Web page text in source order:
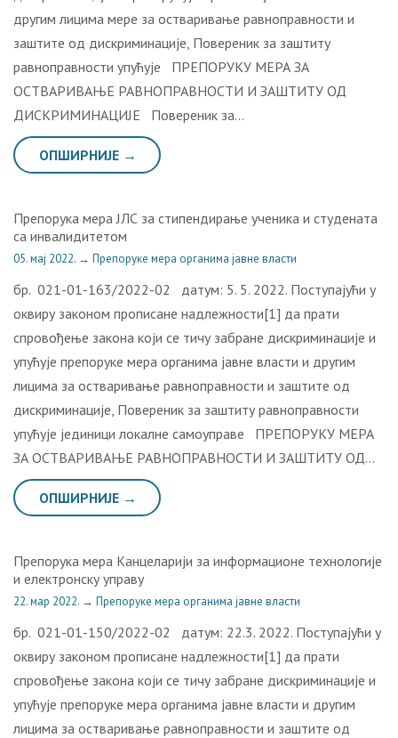
другим лицима мере за остваривање равноправности и
заштите од дискриминације, Повереник за заштиту
равноправности упућује ПРЕПОРУКУ МЕРА ЗА
ОСТВАРИВАЊЕ РАВНОПРАВНОСТИ И ЗАШТИТУ ОД
ДИСКРИМИНАЦИЈЕ Повереник за…
ОПШИРНИЈЕ →
Препорука мера ЈЛС за стипендирање ученика и студената
са инвалидитетом
05. мај 2022. → Препоруке мера органима јавне власти
бр. 021-01-163/2022-02 датум: 5. 5. 2022. Поступајући у
оквиру законом прописане надлежности[1] да прати
спровођење закона који се тичу забране дискриминације и
упућује препоруке мера органима јавне власти и другим
лицима за остваривање равноправности и заштите од
дискриминације, Повереник за заштиту равноправности
упућује јединици локалне самоуправе ПРЕПОРУКУ МЕРА
ЗА ОСТВАРИВАЊЕ РАВНОПРАВНОСТИ И ЗАШТИТУ ОД…
ОПШИРНИЈЕ →
Препорука мера Канцеларији за информационе технологије
и електронску управу
22. мар 2022. → Препоруке мера органима јавне власти
бр. 021-01-150/2022-02 датум: 22.3. 2022. Поступајући у
оквиру законом прописане надлежности[1] да прати
спровођење закона који се тичу забране дискриминације и
упућује препоруке мера органима јавне власти и другим
лицима за остваривање равноправности и заштите од